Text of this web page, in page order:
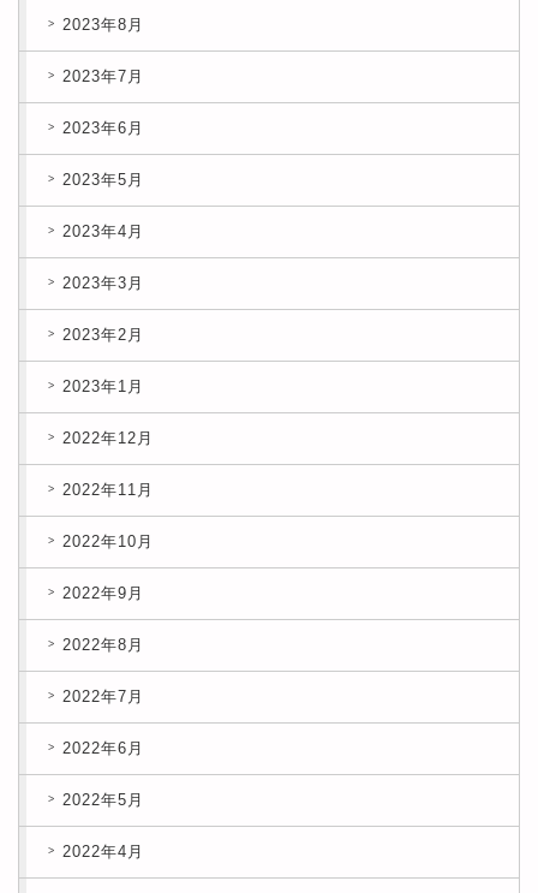
2023年8月
2023年7月
2023年6月
2023年5月
2023年4月
2023年3月
2023年2月
2023年1月
2022年12月
2022年11月
2022年10月
2022年9月
2022年8月
2022年7月
2022年6月
2022年5月
2022年4月